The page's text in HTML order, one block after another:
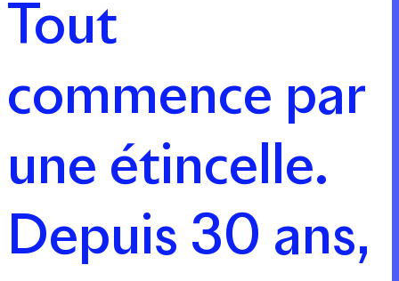
Tout
commence par
une étincelle.
Depuis 30 ans,